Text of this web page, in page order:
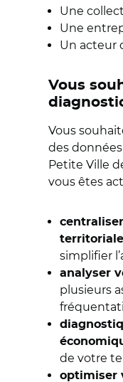
Une
Une
Un acteur
Vous
Vous
des
Petite Ville
vous êtes
simplifier
analyser
plusieurs
de votre
optimiser